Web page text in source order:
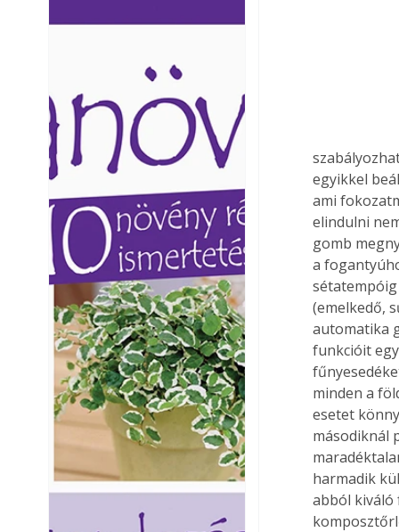
egyikkel
ami
elindulni
gomb
a
(emelkedő,
automatika
funkcióit
minden a
esetet
másodiknál
harmadik
abból kiváló